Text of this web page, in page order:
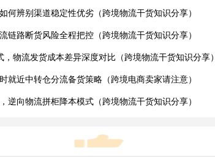
何辨别渠道稳定性优劣（跨境物流干货知识分享）
链路断货风险全程把控（跨境物流干货知识分享）
，物流发货成本差异深度对比（跨境物流干货知识分享）
就近中转仓分流备货策略（跨境电商卖家请注意）
逆向物流拼柜降本模式（跨境物流干货知识分享）